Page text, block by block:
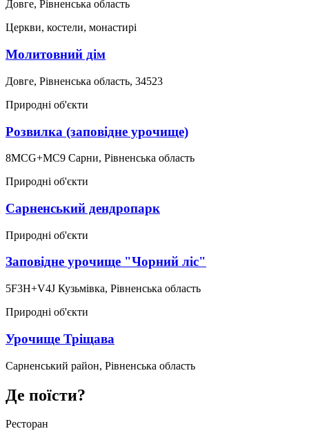
Довге, Рівненська область
Церкви, костели, монастирі
Молитовний дім
Довге, Рівненська область, 34523
Природні об'єкти
Розвилка (заповідне урочище)
8MCG+MC9 Сарни, Рівненська область
Природні об'єкти
Сарненський дендропарк
Природні об'єкти
Заповідне урочище "Чорний ліс"
5F3H+V4J Кузьмівка, Рівненська область
Природні об'єкти
Урочище Тріщава
Сарненський район, Рівненська область
Де поїсти?
Ресторан